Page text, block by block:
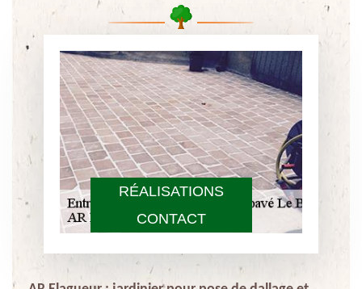
RÉALISATIONS
CONTACT